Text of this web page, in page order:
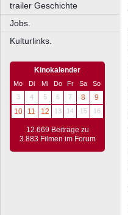
trailer Geschichte
Jobs.
Kulturlinks.
Kinokalender
Mo Di Mi Do Fr Sa
So
3
4 5 6 7 8
9
10
11 12 13 14 15 16
12.669 Beiträge zu
3.883 Filmen im Forum